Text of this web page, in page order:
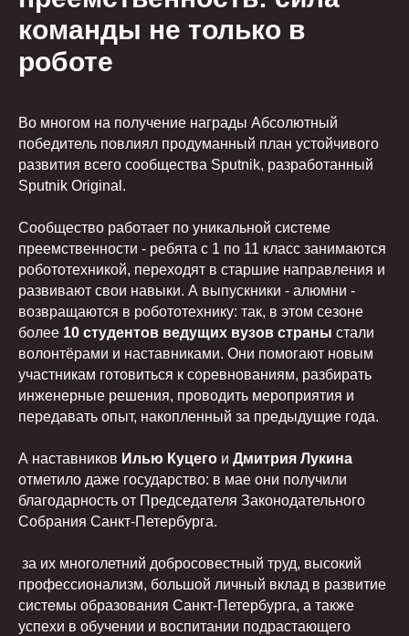
команды не только в
роботе
Во многом на получение награды Абсолютный
победитель повлиял продуманный план устойчивого
развития всего сообщества Sputnik, разработанный
Sputnik Original.
Сообщество работает по уникальной системе
преемственности - ребята с 1 по 11 класс занимаются
робототехникой, переходят в старшие направления и
развивают свои навыки. А выпускники - алюмни -
возвращаются в робототехнику: так, в этом сезоне
более 10 студентов ведущих вузов страны стали
волонтёрами и наставниками. Они помогают новым
участникам готовиться к соревнованиям, разбирать
инженерные решения, проводить мероприятия и
передавать опыт, накопленный за предыдущие года.
А наставников Илью Куцего и Дмитрия Лукина
отметило даже государство: в мае они получили
благодарность от Председателя Законодательного
Собрания Санкт-Петербурга.
за их многолетний добросовестный труд, высокий
профессионализм, большой личный вклад в развитие
системы образования Санкт-Петербурга, а также
успехи в обучении и воспитании подрастающего